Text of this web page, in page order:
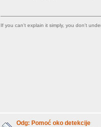
If you can't explain it simply, you don't
Odg: Pomoć oko detekcije